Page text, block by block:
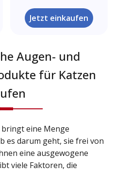
Jetzt einkaufen
Augen- und
für Katzen
eine Menge
es darum geht, sie frei von
eine ausgewogene
viele Faktoren, die